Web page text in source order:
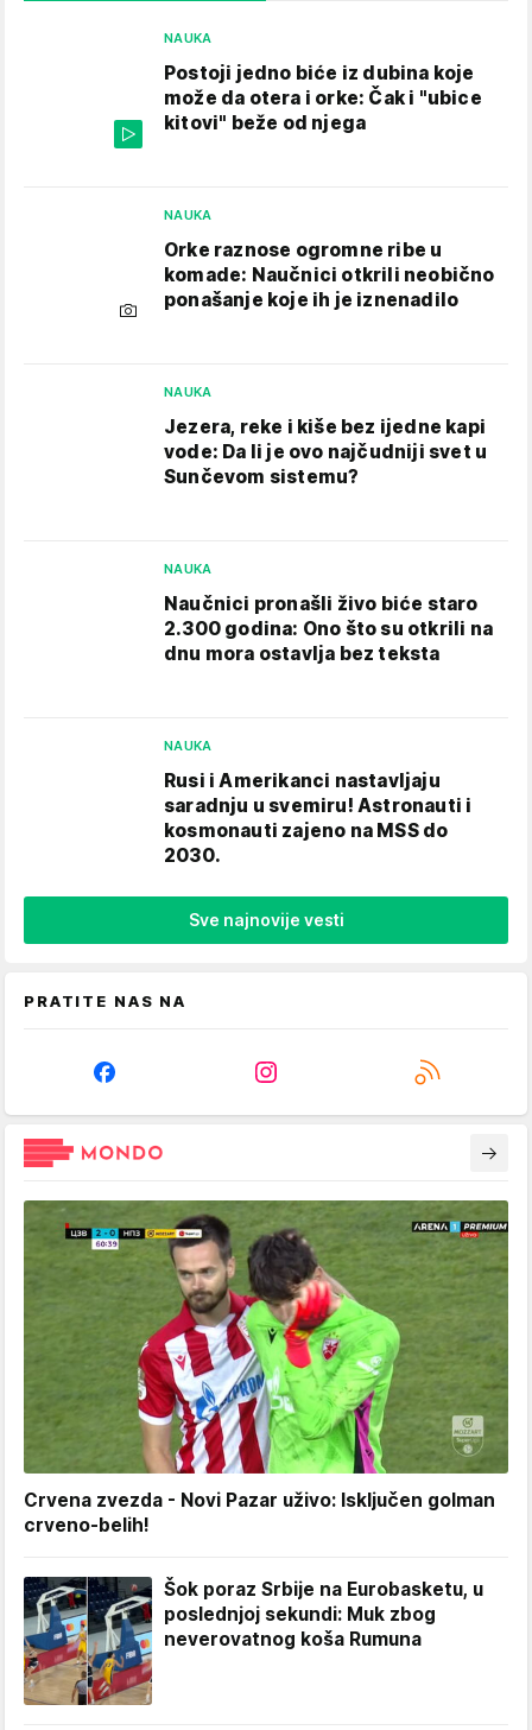
NAUKA
Postoji jedno biće iz dubina koje
može da otera i orke: Čak i "ubice
kitovi" beže od njega
NAUKA
Orke raznose ogromne ribe u
komade: Naučnici otkrili neobično
ponašanje koje ih je iznenadilo
NAUKA
Jezera, reke i kiše bez ijedne kapi
vode: Da li je ovo najčudniji svet u
Sunčevom sistemu?
NAUKA
Naučnici pronašli živo biće staro
2.300 godina: Ono što su otkrili na
dnu mora ostavlja bez teksta
NAUKA
Rusi i Amerikanci nastavljaju
saradnju u svemiru! Astronauti i
kosmonauti zajeno na MSS do
2030.
Sve najnovije vesti
PRATITE NAS NA
Crvena zvezda - Novi Pazar uživo: Isključen golman
crveno-belih!
Šok poraz Srbije na Eurobasketu, u
poslednjoj sekundi: Muk zbog
neverovatnog koša Rumuna